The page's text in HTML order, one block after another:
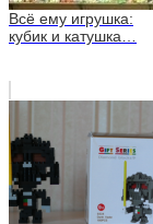
Всё ему игрушка:
кубик и катушка…